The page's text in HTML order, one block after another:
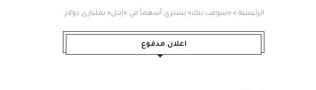
الرئيسية » «سوفت بنك» تشتري أسهماً في «إنتل» بملياري دولار
اعلان مدفوع